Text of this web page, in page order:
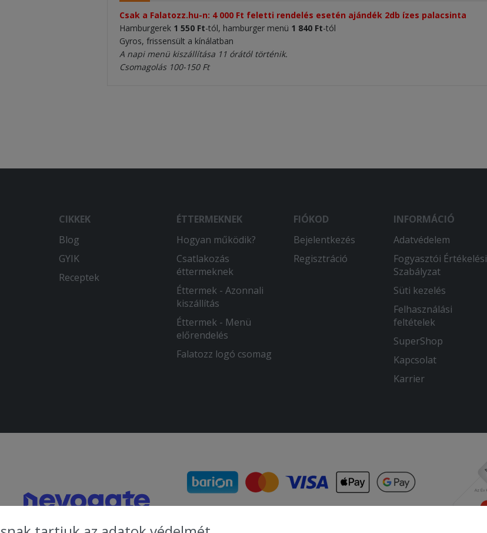
Csak a Falatozz.hu-n: 4 000 Ft feletti rendelés esetén ajándék 2db ízes palacsinta
Hamburgerek 1 550 Ft-tól, hamburger menü 1 840 Ft-tól
Gyros, frissensült a kínálatban
A napi menü kiszállítása 11 órától történik.
Csomagolás 100-150 Ft
CIKKEK
Blog
GYIK
Receptek
ÉTTERMEKNEK
Hogyan működik?
Csatlakozás
éttermeknek
Éttermek - Azonnali
kiszállítás
Éttermek - Menü
előrendelés
Falatozz logó csomag
FIÓKOD
Bejelentkezés
Regisztráció
INFORMÁCIÓ
Adatvédelem
Fogyasztói Értékelési
Szabályzat
Süti kezelés
Felhasználási
feltételek
SuperShop
Kapcsolat
Karrier